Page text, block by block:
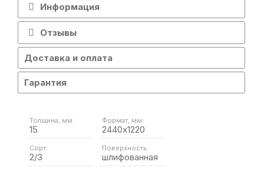
Информация
Отзывы
Доставка и оплата
Гарантия
Толщина, мм:
15
Формат, мм:
2440х1220
Сорт:
2/3
Поверхность:
шлифованная